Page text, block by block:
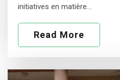
initiatives en matière…
Read More